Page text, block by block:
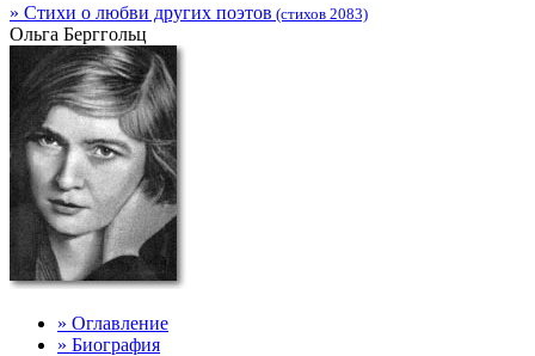
» Стихи о любви других поэтов (стихов 2083)
Ольга Берггольц
» Оглавление
» Биография